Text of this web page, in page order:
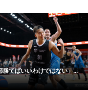
勝てばいいわけではない」...